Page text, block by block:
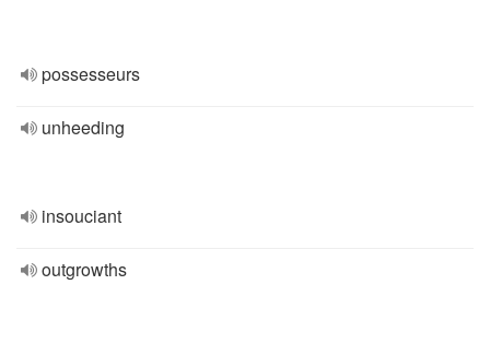
possesseurs
unheeding
insouciant
outgrowths